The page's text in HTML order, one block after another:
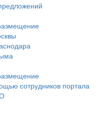
сотрудников портала